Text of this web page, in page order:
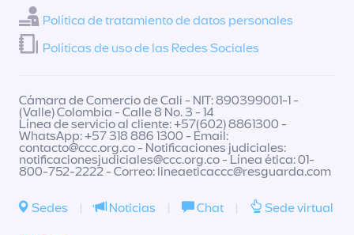
Política de tratamiento de datos personales
Políticas de uso de las Redes Sociales
Cámara de Comercio de Cali - NIT: 890399001-1 -
(Valle) Colombia - Calle 8 No. 3 - 14
Línea de servicio al cliente: +57(602) 8861300 -
WhatsApp: +57 318 886 1300 - Email:
contacto@ccc.org.co- Notificaciones judiciales:
notificacionesjudiciales@ccc.org.co- Línea ética: 01-
800-752-2222 - Correo: lineaeticaccc@resguarda.com
Sedes | Noticias | Chat | Sede virtual